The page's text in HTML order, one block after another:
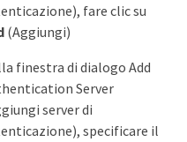
fare clic su
(Aggiungi)
finestra di dialogo Add
Server
server di
specificare il